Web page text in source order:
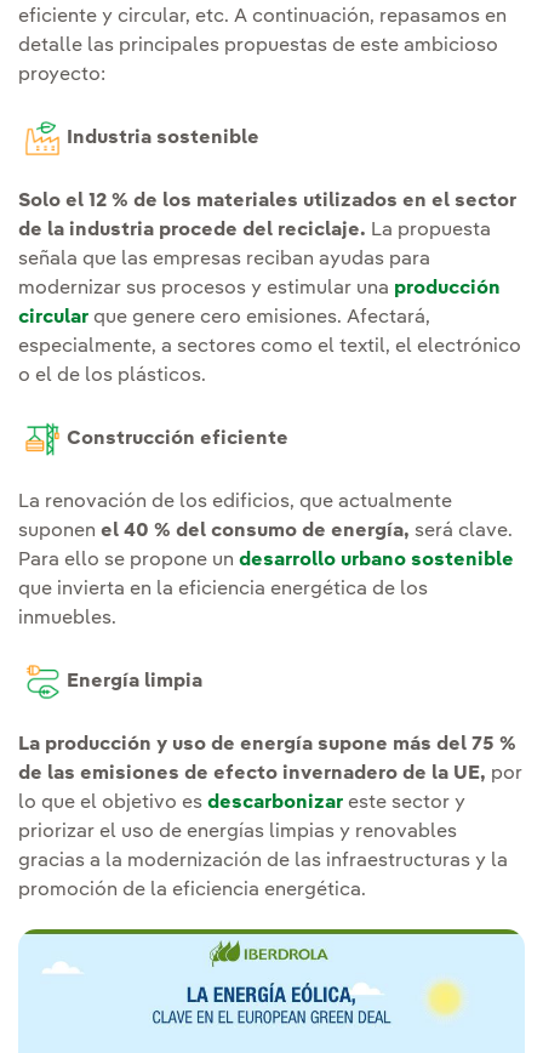
eficiente y circular, etc. A continuación, repasamos en
detalle las principales propuestas de este ambicioso
proyecto:
Industria sostenible
Solo el 12 % de los materiales utilizados en el sector
de la industria procede del reciclaje. La propuesta
señala que las empresas reciban ayudas para
modernizar sus procesos y estimular una producción
circular que genere cero emisiones. Afectará,
especialmente, a sectores como el textil, el electrónico
o el de los plásticos.
Construcción eficiente
La renovación de los edificios, que actualmente
suponen el 40 % del consumo de energía, será clave.
Para ello se propone un desarrollo urbano sostenible
que invierta en la eficiencia energética de los
inmuebles.
Energía limpia
La producción y uso de energía supone más del 75 %
de las emisiones de efecto invernadero de la UE, por
lo que el objetivo es descarbonizar este sector y
priorizar el uso de energías limpias y renovables
gracias a la modernización de las infraestructuras y la
promoción de la eficiencia energética.